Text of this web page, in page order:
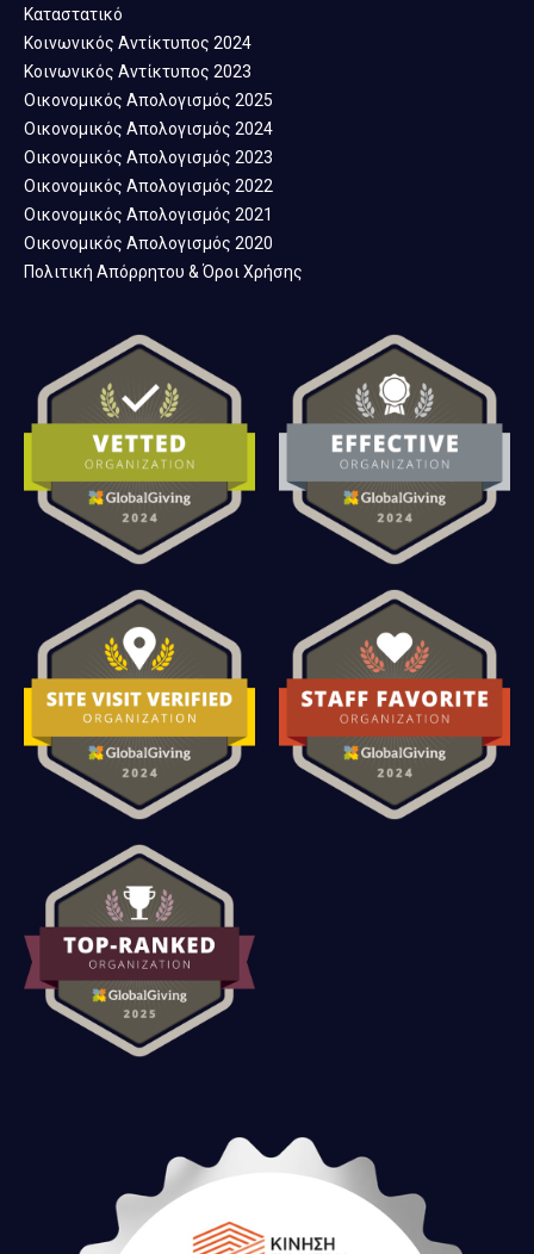
Καταστατικό
Κοινωνικός Αντίκτυπος 2024
Κοινωνικός Αντίκτυπος 2023
Οικονομικός Απολογισμός 2025
Οικονομικός Απολογισμός 2024
Οικονομικός Απολογισμός 2023
Οικονομικός Απολογισμός 2022
Οικονομικός Απολογισμός 2021
Οικονομικός Απολογισμός 2020
Πολιτική Απόρρητου & Όροι Χρήσης